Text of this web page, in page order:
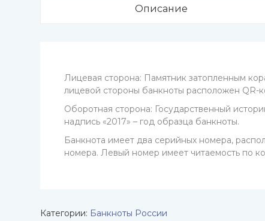
Описание
Лицевая сторона: Памятник затопленным
лицевой стороны банкноты расположен QR-
Оборотная сторона: Государственный
надпись «2017» – год образца банкноты.
Банкнота имеет два серийных номера,
номера. Левый номер имеет читаемость по
Категории: Банкноты России